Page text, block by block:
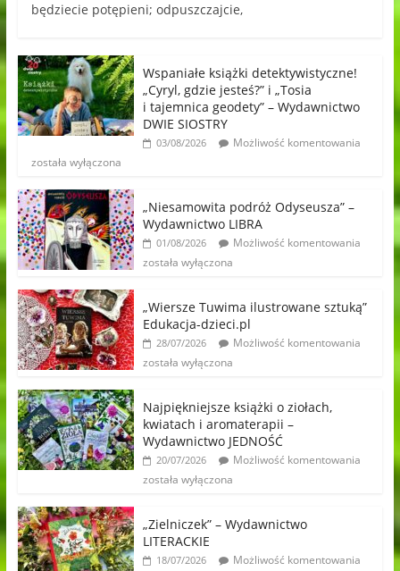
będziecie potępieni; odpuszczajcie,
Wspaniałe książki detektywistyczne!
„Cyryl, gdzie jesteś?” i „Tosia
i tajemnica geodety” – Wydawnictwo
DWIE SIOSTRY
03/08/2026
Możliwość komentowania
została wyłączona
„Niesamowita podróż Odyseusza” –
Wydawnictwo LIBRA
01/08/2026
Możliwość komentowania
została wyłączona
„Wiersze Tuwima ilustrowane sztuką”
Edukacja-dzieci.pl
28/07/2026
Możliwość komentowania
została wyłączona
Najpiękniejsze książki o ziołach,
kwiatach i aromaterapii –
Wydawnictwo JEDNOŚĆ
20/07/2026
Możliwość komentowania
została wyłączona
„Zielniczek” – Wydawnictwo
LITERACKIE
18/07/2026
Możliwość komentowania